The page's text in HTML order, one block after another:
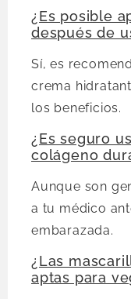
¿Es posible
después de
Sí, es
crema
los beneficios.
¿Es seguro
colágeno
Aunque son
a tu médico
embarazada.
¿Las
aptas para